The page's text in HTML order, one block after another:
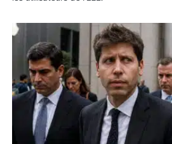
OpenAI demande le rejet de la